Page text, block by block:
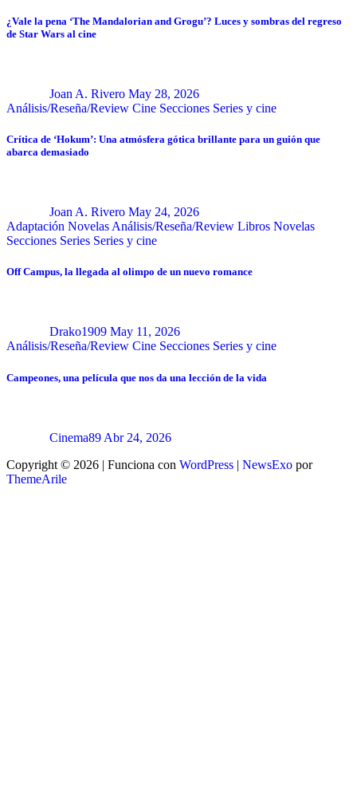
¿Vale la pena ‘The Mandalorian and Grogu’? Luces y sombras del regreso
de Star Wars al cine
Joan A. Rivero May 28, 2026
Análisis/Reseña/Review Cine Secciones Series y cine
Crítica de ‘Hokum’: Una atmósfera gótica brillante para un guión que
abarca demasiado
Joan A. Rivero May 24, 2026
Adaptación Novelas Análisis/Reseña/Review Libros Novelas
Secciones Series Series y cine
Off Campus, la llegada al olimpo de un nuevo romance
Drako1909 May 11, 2026
Análisis/Reseña/Review Cine Secciones Series y cine
Campeones, una película que nos da una lección de la vida
Cinema89 Abr 24, 2026
Copyright © 2026 | Funciona con WordPress | NewsExo por
ThemeArile